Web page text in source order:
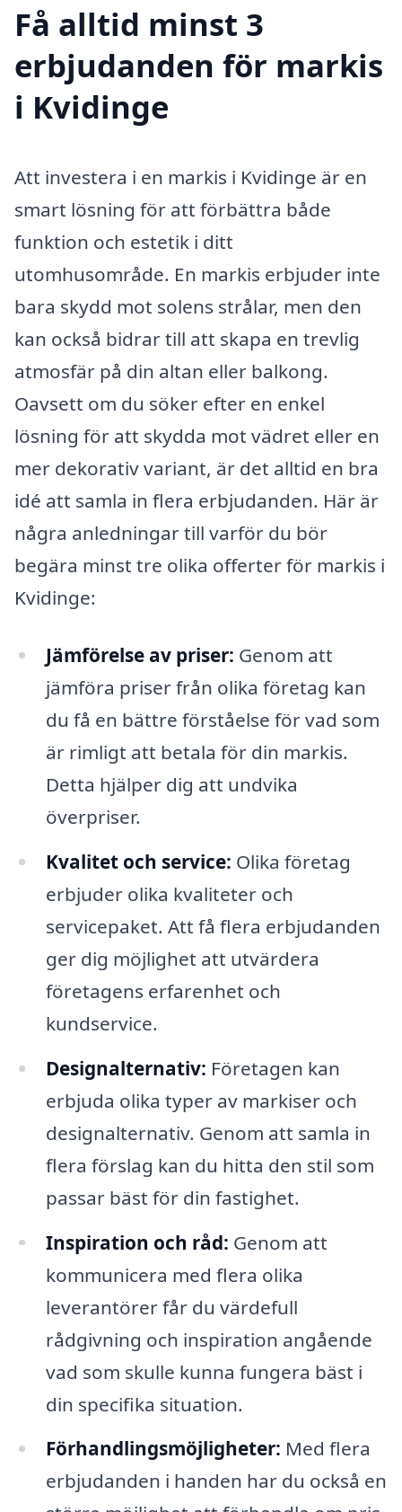
Få alltid minst 3
erbjudanden för markis
i Kvidinge
Att investera i en markis i Kvidinge är en
smart lösning för att förbättra både
funktion och estetik i ditt
utomhusområde. En markis erbjuder inte
bara skydd mot solens strålar, men den
kan också bidrar till att skapa en trevlig
atmosfär på din altan eller balkong.
Oavsett om du söker efter en enkel
lösning för att skydda mot vädret eller en
mer dekorativ variant, är det alltid en bra
idé att samla in flera erbjudanden. Här är
några anledningar till varför du bör
begära minst tre olika offerter för markis i
Kvidinge:
Jämförelse av priser: Genom att
jämföra priser från olika företag kan
du få en bättre förståelse för vad som
är rimligt att betala för din markis.
Detta hjälper dig att undvika
överpriser.
Kvalitet och service: Olika företag
erbjuder olika kvaliteter och
servicepaket. Att få flera erbjudanden
ger dig möjlighet att utvärdera
företagens erfarenhet och
kundservice.
Designalternativ: Företagen kan
erbjuda olika typer av markiser och
designalternativ. Genom att samla in
flera förslag kan du hitta den stil som
passar bäst för din fastighet.
Inspiration och råd: Genom att
kommunicera med flera olika
leverantörer får du värdefull
rådgivning och inspiration angående
vad som skulle kunna fungera bäst i
din specifika situation.
Förhandlingsmöjligheter: Med flera
erbjudanden i handen har du också en